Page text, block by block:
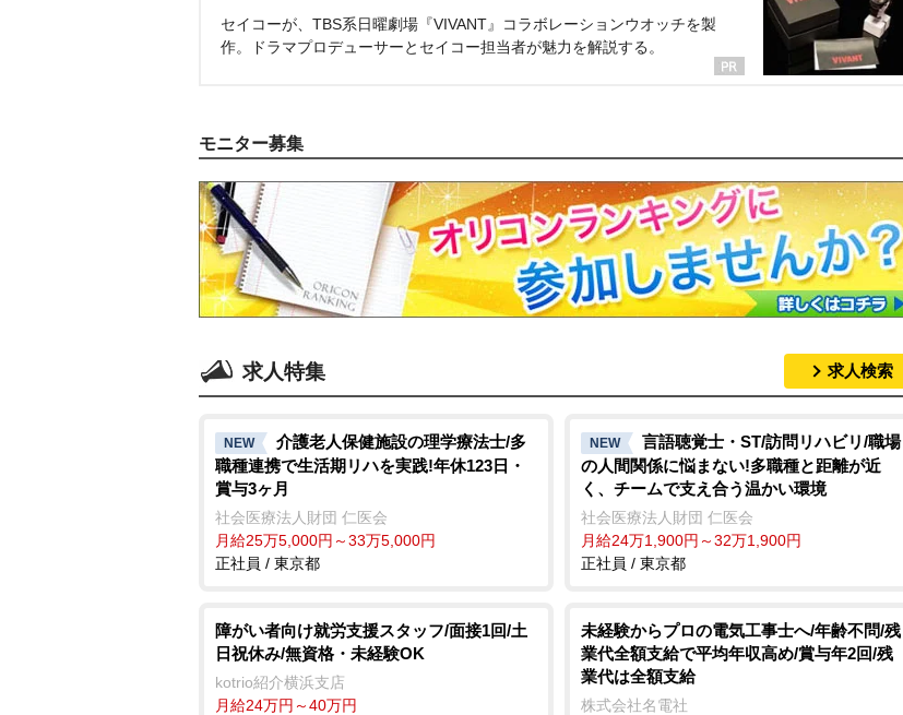
セイコーが、TBS系日曜劇場『VIVANT』コラボレーションウオッチを製
作。ドラマプロデューサーとセイコー担当者が魅力を解説する。
モニター募集
求人特集 求人検索
NEW
介護老人保健施設の理学療法士/多
職種連携で生活期リハを実践!年休123日・
賞与3ヶ月
社会医療法人財団 仁医会
月給25万5,000円～33万5,000円
正社員 / 東京都
NEW
言語聴覚士・ST/訪問リハビリ/職場
の人間関係に悩まない!多職種と距離が近
く、チームで支え合う温かい環境
社会医療法人財団 仁医会
月給24万1,900円～32万1,900円
正社員 / 東京都
障がい者向け就労支援スタッフ/面接1回/土
日祝休み/無資格・未経験OK
kotrio紹介横浜支店
月給24万円～40万円
未経験からプロの電気工事士へ/年齢不問/残
業代全額支給で平均年収高め/賞与年2回/残
業代は全額支給
株式会社名電社